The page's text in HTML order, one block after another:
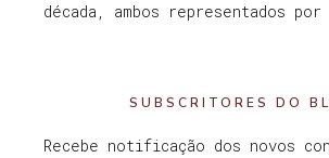
década, ambos representados por
SUBSCRITORES DO
Recebe notificação dos novos